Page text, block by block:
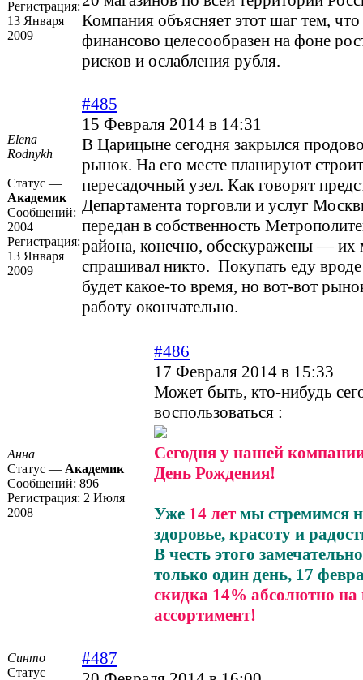
Регистрация:
13 Января
2009
Компания объясняет этот шаг тем,
финансово целесообразен на фоне
рисков и ослабления рубля.
Elena
Rodnykh
Статус —
Академик
Сообщений:
2004
Регистрация:
13 Января
2009
#485
15 Февраля 2014 в 14:31
В Царицыне сегодня закрылся
рынок. На его месте планируют
пересадочный узел. Как говорят
Департамента торговли и услуг
передан в собственность
района, конечно, обескуражены — их
спрашивал никто. Покупать еду
будет какое-то время, но вот-вот
работу окончательно.
Анна
Статус — Академик
Сообщений: 896
Регистрация: 2 Июля
2008
#486
17 Февраля 2014 в 15:33
Может быть, кто-нибудь
воспользоваться :
Сегодня у нашей
День Рождения!
Уже 14 лет мы стремимся
здоровье, красоту и
В честь этого
только один день, 17
скидка 14% абсолютно на
ассортимент!
Синто
Статус —
#487